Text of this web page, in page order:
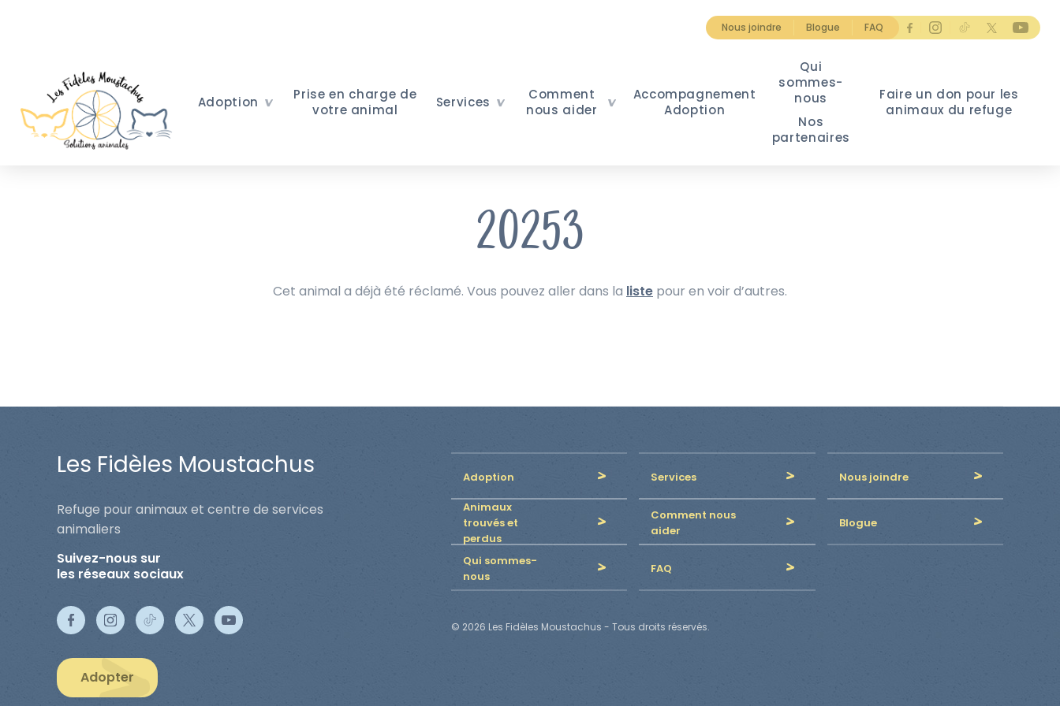
Nous joindre Blogue FAQ
Adoption
Prise en charge de
votre animal
Services
Comment
nous aider
Accompagnement
Adoption
Qui
sommes-
nous
Nos
partenaires
Faire un don pour les
animaux du refuge
20253
Cet animal a déjà été réclamé. Vous pouvez aller dans la liste pour en voir d’autres.
Les Fidèles Moustachus
Refuge pour animaux et centre de services
animaliers
Suivez-nous sur
les réseaux sociaux
Adopter
Adoption Services
Nous joindre
Animaux
trouvés et
perdus
Comment nous
aider
Blogue
Qui sommes-
nous
FAQ
© 2026 Les Fidèles Moustachus - Tous droits réservés.